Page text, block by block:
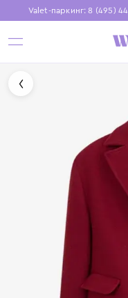
Valet-паркинг: 8 (495)
Бесплатная
Установите